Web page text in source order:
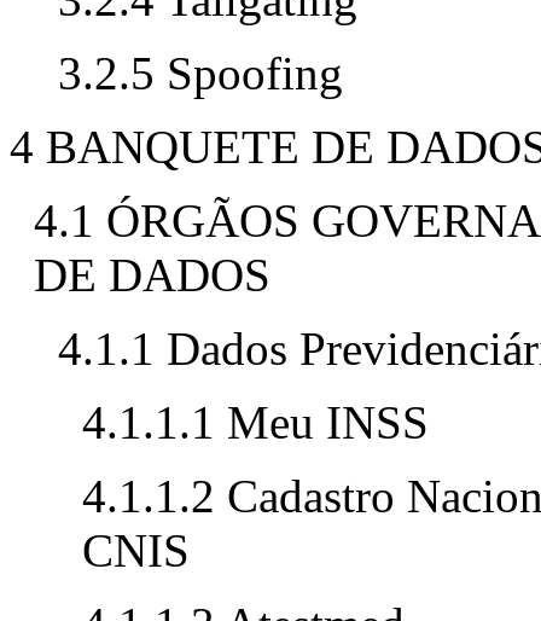
3.2.5 Spoofing
4 BANQUETE DE
4.1 ÓRGÃOS
DE DADOS
4.1.1 Dados
4.1.1.1 Meu INSS
4.1.1.2 Cadastro
CNIS